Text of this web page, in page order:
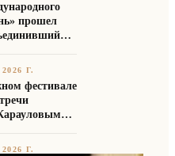
прошел
Г.
фестивале
Г.